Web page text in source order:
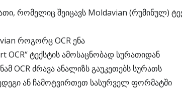
რომელიც შეიცავს Moldavian (რუმინულ)
როგორც OCR ენა
OCR“ ტექსტის ამოსაცნობად სურათიდან
OCR ძრავა ანალიზს გაუკეთებს სურათს
ან ჩამოტვირთეთ სასურველ ფორმატში